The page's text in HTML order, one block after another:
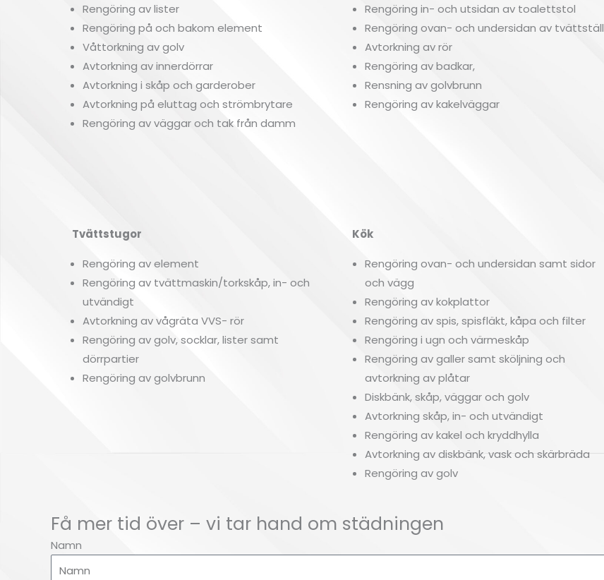
Rengöring av lister
Rengöring på och bakom element
Våttorkning av golv
Avtorkning av innerdörrar
Avtorkning i skåp och garderober
Avtorkning på eluttag och strömbrytare
Rengöring av väggar och tak från damm
Rengöring in- och utsidan av toalettstol
Rengöring ovan- och undersidan av tvättställ
Avtorkning av rör
Rengöring av badkar,
Rensning av golvbrunn
Rengöring av kakelväggar
Tvättstugor
Rengöring av element
Rengöring av tvättmaskin/torkskåp, in- och
utvändigt
Avtorkning av vågräta VVS- rör
Rengöring av golv, socklar, lister samt
dörrpartier
Rengöring av golvbrunn
Kök
Rengöring ovan- och undersidan samt sidor
och vägg
Rengöring av kokplattor
Rengöring av spis, spisfläkt, kåpa och filter
Rengöring i ugn och värmeskåp
Rengöring av galler samt sköljning och
avtorkning av plåtar
Diskbänk, skåp, väggar och golv
Avtorkning skåp, in- och utvändigt
Rengöring av kakel och kryddhylla
Avtorkning av diskbänk, vask och skärbräda
Rengöring av golv
Få mer tid över – vi tar hand om städningen
Namn